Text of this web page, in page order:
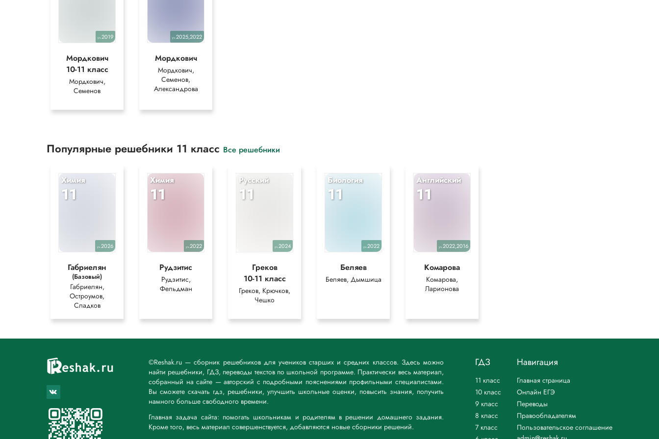
уч.2019
Мордкович
10-11 класс
Мордкович,
Семенов
уч.2025,2022
Мордкович
Мордкович,
Семенов,
Александрова
Популярные решебники 11 класс Все решебники
Химия
11
уч.2026
Габриелян
(Базовый)
Габриелян,
Остроумов,
Сладков
Химия
11
уч.2022
Рудзитис
Рудзитис,
Фельдман
Русский
11
уч.2024
Греков
10-11 класс
Греков, Крючков,
Чешко
Биология
11
уч.2022
Беляев
Беляев, Дымшица
Английский
11
уч.2022,2016
Комарова
Комарова,
Ларионова
©Reshak.ru — сборник решебников для учеников старших и средних классов. Здесь можно
найти решебники, ГДЗ, переводы текстов по школьной программе. Практически весь материал,
собранный на сайте — авторский с подробными пояснениями профильными специалистами.
Вы сможете скачать гдз, решебники, улучшить школьные оценки, повысить знания, получить
намного больше свободного времени.
Главная задача сайта: помогать школьникам и родителям в решении домашнего задания.
Кроме того, весь материал совершенствуется, добавляются новые сборники решений.
ГДЗ
11 класс
10 класс
9 класс
8 класс
7 класс
Навигация
Главная страница
Онлайн ЕГЭ
Переводы
Правообладателям
Пользовательское соглашение